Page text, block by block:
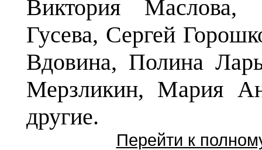
Виктория
Гусева, Сергей
Вдовина, Полина
Мерзликин, Мария
другие.
Перейти к